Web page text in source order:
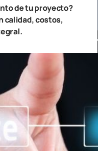
de tu proyecto?
calidad, costos,